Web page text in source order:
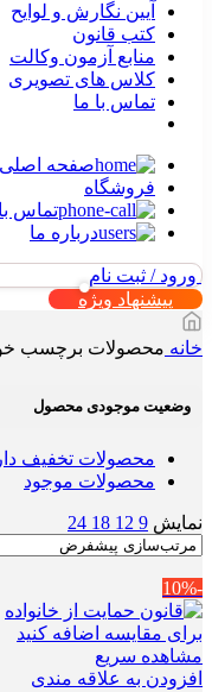
آیین نگارش و لوایح
کتب قانون
منابع آزمون وکالت
کلاس های تصویری
تماس با ما
صفحه اصلی
فروشگاه
تماس
درباره ما
ورود / ثبت نام
پیشنهاد ویژه
خانه محصولات برچسب
وضعیت موجودی محصول
محصولات تخفیف دار
محصولات موجود
نمایش 9
12
18
24
-10%
برای مقایسه اضافه کنید
مشاهده سریع
افزودن به علاقه مندی